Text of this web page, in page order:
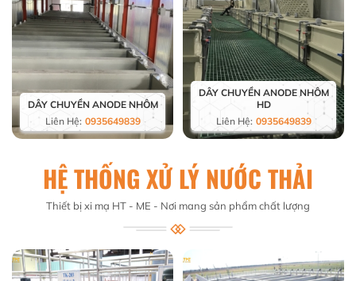
DÂY CHUYỀN ANODE NHÔM
Liên Hệ: 0935649839
DÂY CHUYỀN ANODE NHÔM
HD
Liên Hệ: 0935649839
HỆ THỐNG XỬ LÝ NƯỚC THẢI
Thiết bị xi mạ HT - ME - Nơi mang sản phẩm chất lượng